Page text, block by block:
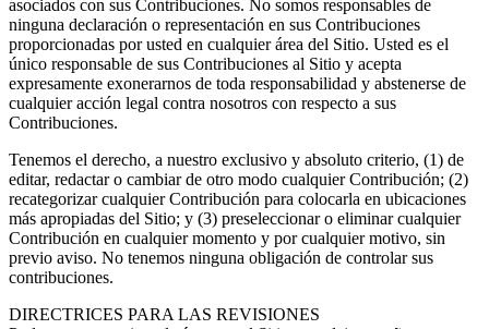
asociados con sus Contribuciones. No somos responsables de
ninguna declaración o representación en sus Contribuciones
proporcionadas por usted en cualquier área del Sitio. Usted es el
único responsable de sus Contribuciones al Sitio y acepta
expresamente exonerarnos de toda responsabilidad y abstenerse de
cualquier acción legal contra nosotros con respecto a sus
Contribuciones.
Tenemos el derecho, a nuestro exclusivo y absoluto criterio, (1) de
editar, redactar o cambiar de otro modo cualquier Contribución; (2)
recategorizar cualquier Contribución para colocarla en ubicaciones
más apropiadas del Sitio; y (3) preseleccionar o eliminar cualquier
Contribución en cualquier momento y por cualquier motivo, sin
previo aviso. No tenemos ninguna obligación de controlar sus
contribuciones.
DIRECTRICES PARA LAS REVISIONES